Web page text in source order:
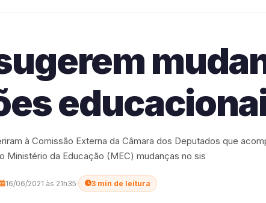
à Comissão Externa da Câmara dos Deputados que
Ministério da Educação (MEC) mudanças no sis
16/06/2021 às 21h35· 3 min de leitura